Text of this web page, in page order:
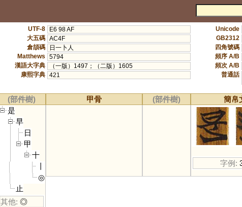
UTF-8
E6 98 AF
大五碼 AC4F
倉頡碼
日一卜人
Matthews
5794
漢語大字典
（一版）1497；（二版）1605
康熙字典 421
Unicode
GB2312
四角號碼
頻序 A/B
頻次 A/B
普通話
(部件樹)
是
早
日
甲
十
◎
止
其他: ◎
甲骨 (部件樹) 簡帛
字例: